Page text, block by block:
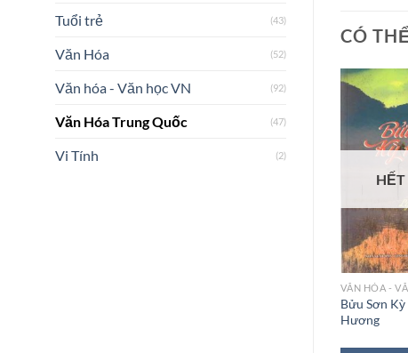
Tuổi trẻ (43)
Văn Hóa (52)
Văn hóa - Văn học VN (92)
Văn Hóa Trung Quốc (47)
Vi Tính (2)
CÓ
HẾT
Bửu Sơn Kỳ
Hương